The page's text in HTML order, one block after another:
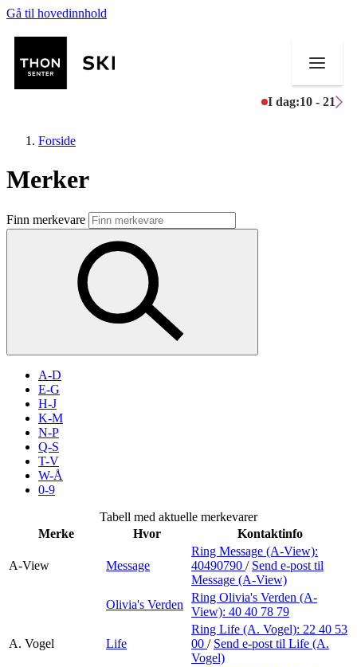
Gå til hovedinnhold
I dag:10 - 21
Butikker
Mat og drikke
Aktiviteter
Inspirasjon
Søk
Praktisk informasjon
Ledige stillinger
Forside
Merker
Finn merkevare
A-D
E-G
H-J
K-M
N-P
Q-S
T-V
W-Å
0-9
Tabell med aktuelle merkevarer
Merke
Hvor Kontaktinfo
A-View Message
Ring Message (A-View):
40490790 / Send e-post til
Message (A-View)
Olivia's Verden
Ring Olivia's Verden (A-
View): 40 40 78 79
A. Vogel Life
Ring Life (A. Vogel): 22 40 53
00 / Send e-post til Life (A.
Vogel)